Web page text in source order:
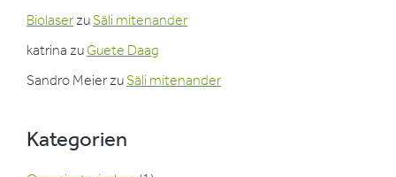
Biolaser zu Säli mitenander
katrina zu Guete Daag
Sandro Meier zu Säli mitenander
Kategorien